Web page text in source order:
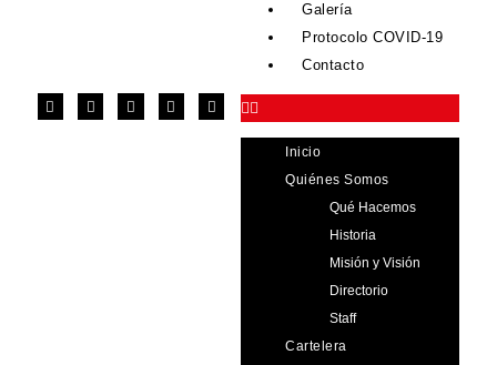
Galería
Protocolo COVID-19
Contacto
Inicio
Quiénes Somos
Qué Hacemos
Historia
Misión y Visión
Directorio
Staff
Cartelera